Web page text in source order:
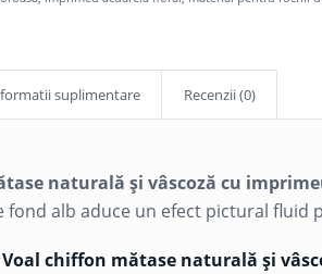
suplimentare Recenzii (0)
naturală și vâscoză cu
fond alb aduce un efect pictural
chiffon mătase naturală și